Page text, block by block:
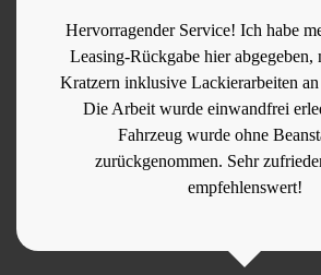
Hervorragender Service! Ich habe
Leasing-Rückgabe hier abgegeben,
Kratzern inklusive Lackierarbeiten an
Die Arbeit wurde einwandfrei
Fahrzeug wurde ohne
zurückgenommen. Sehr
empfehlenswert!